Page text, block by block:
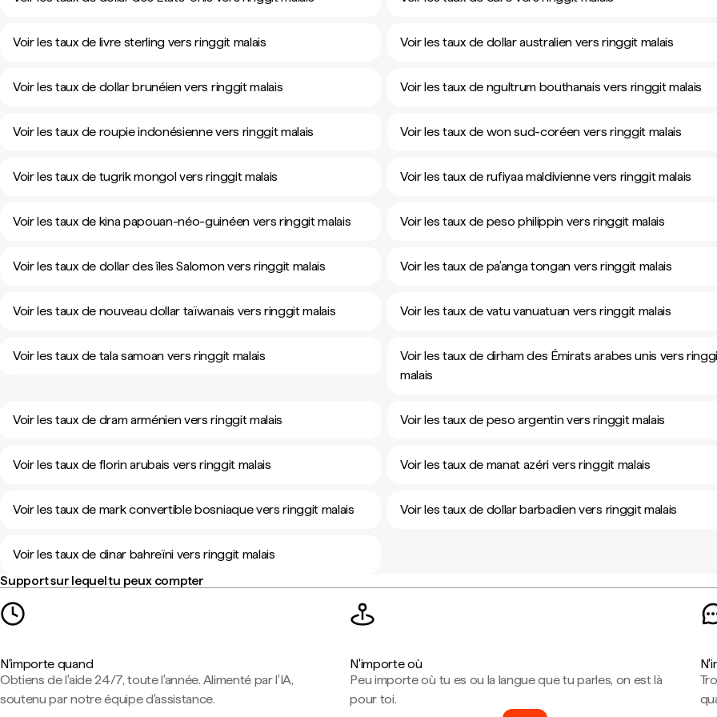
Voir les taux de livre sterling vers ringgit malais Voir les taux de dollar australien vers ringgit malais
Voir les taux de dollar brunéien vers ringgit malais Voir les taux de ngultrum bouthanais vers ringgit malais
Voir les taux de roupie indonésienne vers ringgit malais Voir les taux de won sud-coréen vers ringgit malais
Voir les taux de tugrik mongol vers ringgit malais Voir les taux de rufiyaa maldivienne vers ringgit malais
Voir les taux de kina papouan-néo-guinéen vers ringgit malais Voir les taux de peso philippin vers ringgit malais
Voir les taux de dollar des îles Salomon vers ringgit malais Voir les taux de pa’anga tongan vers ringgit malais
Voir les taux de nouveau dollar taïwanais vers ringgit malais Voir les taux de vatu vanuatuan vers ringgit malais
Voir les taux de tala samoan vers ringgit malais
Voir les taux de dirham des Émirats arabes unis vers
malais
Voir les taux de dram arménien vers ringgit malais Voir les taux de peso argentin vers ringgit malais
Voir les taux de florin arubais vers ringgit malais Voir les taux de manat azéri vers ringgit malais
Voir les taux de mark convertible bosniaque vers ringgit malais Voir les taux de dollar barbadien vers ringgit malais
Voir les taux de dinar bahreïni vers ringgit malais
Support sur lequel tu peux compter
N'importe quand
Obtiens de l'aide 24/7, toute l'année. Alimenté par l'IA,
soutenu par notre équipe d'assistance.
N'importe où
Peu importe où tu es ou la langue que tu parles, on est là
pour toi.